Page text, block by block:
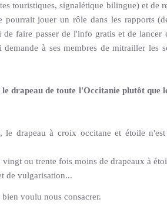
touristiques, signalétique bilingue) et de
pourrait jouer un rôle dans les rapports
faire passer de l'info gratis et de lancer
à ses membres de mitrailler les
drapeau de toute l'Occitanie plutôt que
le drapeau à croix occitane et étoile
ou trente fois moins de drapeaux à
de vulgarisation...
voulu nous consacrer.